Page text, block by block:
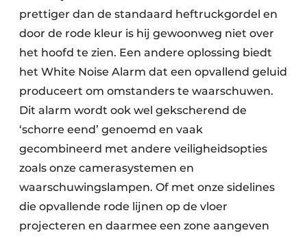
prettiger dan de standaard heftruckgordel en
door de rode kleur is hij gewoonweg niet over
het hoofd te zien. Een andere oplossing biedt
het White Noise Alarm dat een opvallend geluid
produceert om omstanders te waarschuwen.
Dit alarm wordt ook wel gekscherend de
‘schorre eend’ genoemd en vaak
gecombineerd met andere veiligheidsopties
zoals onze camerasystemen en
waarschuwingslampen. Of met onze sidelines
die opvallende rode lijnen op de vloer
projecteren en daarmee een zone aangeven